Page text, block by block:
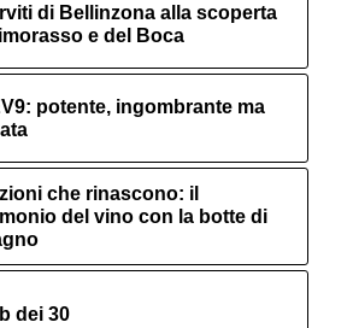
di Bellinzona alla scoperta
e del Boca
potente, ingombrante ma
che rinascono: il
del vino con la botte di
dei 30